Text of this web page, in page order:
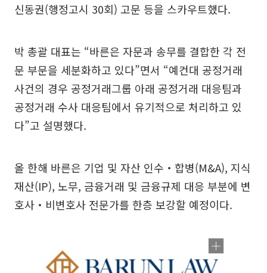
신동권(행정고시 30회) 고문 등을 스카우트했다.
박 총괄 대표는 “바른은 자문과 송무를 결합한 각 전
문 부문을 세분화하고 있다”면서 “예컨대 공정거래
사건의 경우 공정거래그룹 아래 공정거래 대응팀과
공정거래 수사 대응팀에서 유기적으로 처리하고 있
다”고 설명했다.
올 한해 바른은 기업 및 자산 인수‧합병(M&A), 지식
재산(IP), 노무, 금융거래 및 금융규제 대응 부분에 변
호사‧비변호사 전문가를 한층 보강할 예정이다.